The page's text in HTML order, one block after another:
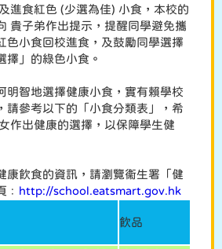
進食紅色 (少選為佳) 小食，本校的
貴子弟作出提示，提醒同學避免攜
色小食回校進食，及鼓勵同學選擇
擇」的綠色小食。
明智地選擇健康小食，實有賴學校
請參考以下的「小食分類表」，希
作出健康的選擇，以保障學生健
康飲食的資訊，請瀏覽衞生署「健
﹕ http://school.eatsmart.gov.hk
飲品